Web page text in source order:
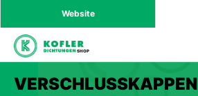
Website
SHOP
VERSCHLUSSKAPPEN